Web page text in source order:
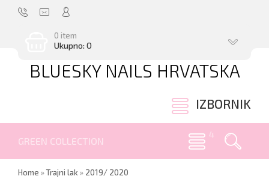
0 item
Ukupno: 0
BLUESKY NAILS HRVATSKA
.
IZBORNIK
GREEN COLLECTION
Home »Trajni lak » 2019/ 2020